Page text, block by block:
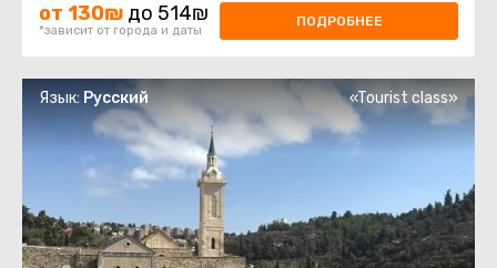
от 130₪ до 514₪
*зависит от города и даты
ПОДРОБНЕЕ
Язык: Русский «Tourist class»